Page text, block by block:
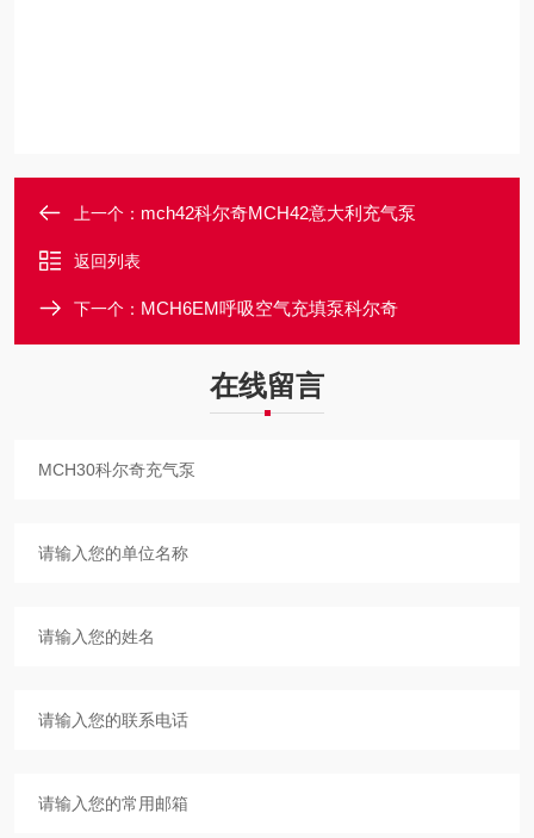
上一个： mch42科尔奇MCH42意大利充气泵
返回列表
下一个： MCH6EM呼吸空气充填泵科尔奇
在线留言